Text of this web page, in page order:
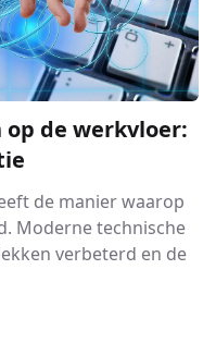
op de werkvloer:
de manier waarop
Moderne technische
verbeterd en de